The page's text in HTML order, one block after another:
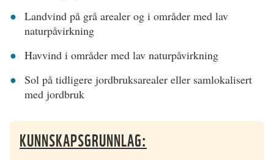
Landvind på grå arealer og i områder med lav
naturpåvirkning
Havvind i områder med lav naturpåvirkning
Sol på tidligere jordbruksarealer eller samlokalisert
med jordbruk
KUNNSKAPSGRUNNLAG: